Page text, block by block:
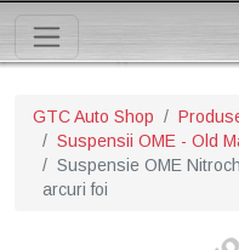
GTC Auto Shop
Suspensii OME - Old
Suspensie OME
arcuri foi